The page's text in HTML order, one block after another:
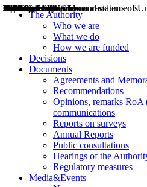
The Authority
Who we are
What we do
How we are funded
Decisions
Documents
Agreements and
Recommendations
Opinions, remarks RoA
communications
Reports on surveys
Annual Reports
Public consultations
Hearings of the
Regulatory measures
Media&Events
Decisions
Opinions
Public consultations
Hearings
Recommendations
Agreements and Memorandums of
Relazioni annuali
Misure di regolazione
News
Press Releases
Bollettini ART
Convegni ART
President’s interviews
Top articles
President’s speeches and statements
2004
2005
2010
2013
2014
2015
2016
2017
2018
2019
202
2020
2021
2022
2023
2024
2025
2026
Aereo
Marittimo
Terrestre